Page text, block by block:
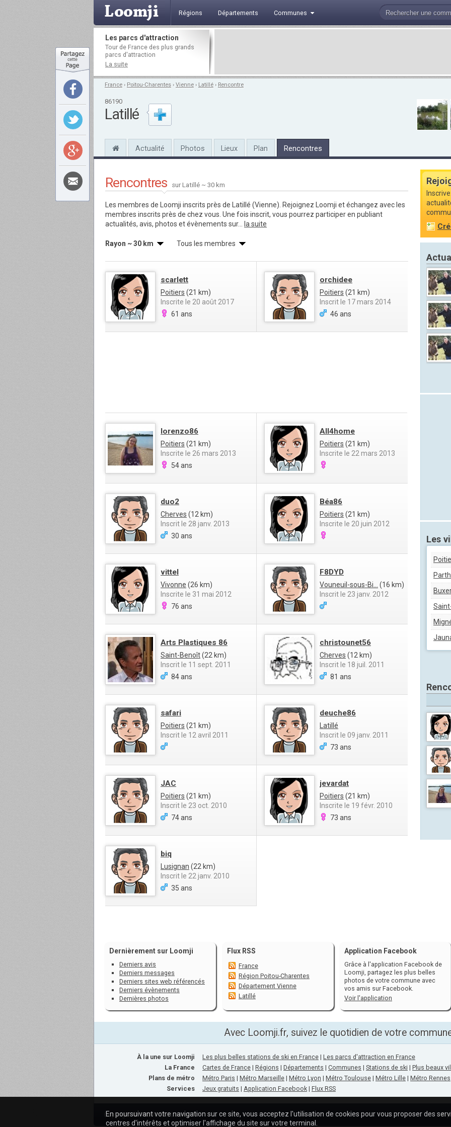
Régions Départements Communes
Les parcs d'attraction
Tour de France des plus grands
parcs d'attraction
La suite
France › Poitou-Charentes › Vienne › Latillé › Rencontre
86190
Latillé
Actualité Photos Lieux Plan Rencontres
Rencontres sur Latillé ~ 30 km
Les membres de Loomji inscrits près de Latillé (Vienne). Rejoignez Loomji et échangez avec les
membres inscrits près de chez vous. Une fois inscrit, vous pourrez participer en publiant
actualités, avis, photos et évènements sur...
la suite
Rayon ~ 30 km Tous les membres
scarlett
Poitiers (21 km)
Inscrite le 20 août 2017
61 ans
orchidee
Poitiers (21 km)
Inscrit le 17 mars 2014
46 ans
lorenzo86
Poitiers (21 km)
Inscrite le 26 mars 2013
54 ans
All4home
Poitiers (21 km)
Inscrite le 22 mars 2013
duo2
Cherves (12 km)
Inscrit le 28 janv. 2013
30 ans
Béa86
Poitiers (21 km)
Inscrite le 20 juin 2012
vittel
Vivonne (26 km)
Inscrite le 31 mai 2012
76 ans
F8DYD
Vouneuil-sous-Bi...
(16 km)
Inscrit le 23 janv. 2012
Arts Plastiques 86
Saint-Benoît(22 km)
Inscrit le 11 sept. 2011
84 ans
christounet56
Cherves (12 km)
Inscrit le 18 juil. 2011
81 ans
safari
Poitiers (21 km)
Inscrit le 12 avril 2011
deuche86
Latillé
Inscrit le 09 janv. 2011
73 ans
JAC
Poitiers (21 km)
Inscrit le 23 oct. 2010
74 ans
jevardat
Poitiers (21 km)
Inscrite le 19 févr. 2010
73 ans
biq
Lusignan (22 km)
Inscrit le 22 janv. 2010
35 ans
Les
Dernièrement sur Loomji
Derniers avis
Derniers messages
Derniers sites web référencés
Derniers évènements
Dernières photos
Flux RSS
France
Région Poitou-Charentes
Département Vienne
Latillé
Application Facebook
Grâce à l'application Facebook de
Loomji, partagez les plus belles
photos de votre commune avec
vos amis sur Facebook.
Voir l'application
Avec Loomji.fr, suivez le quotidien de votre
À la une sur Loomji
La France
Plans de métro
Services
Les plus belles stations de ski en France | Les parcs d'attraction en France
Cartes de France | Régions | Départements | Communes | Stations de ski | Plus beaux
Métro Paris | Métro Marseille | Métro Lyon | Métro Toulouse | Métro Lille | Métro Rennes
Jeux gratuits | Application Facebook | Flux RSS
Copyright © 2009-2020 Loomji.fr A
En poursuivant votre navigation sur ce site, vous acceptez l'utilisation de cookies pour vous proposer des
centres d'intérêts et optimiser l'affichage du site sur votre terminal.